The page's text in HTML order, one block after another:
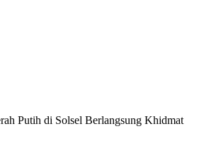
Putih di Solsel Berlangsung Khidmat